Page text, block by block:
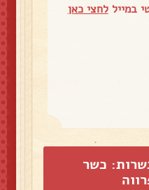
במייללחצי כאן
כשר